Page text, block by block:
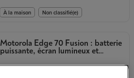
À la maison Non classifié(e)
Motorola Edge 70 Fusion : batterie
puissante, écran lumineux et
appareils photo de qualité